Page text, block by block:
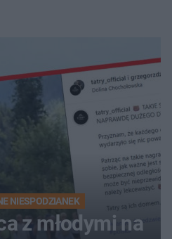
NIESPODZIANEK
z młodymi na